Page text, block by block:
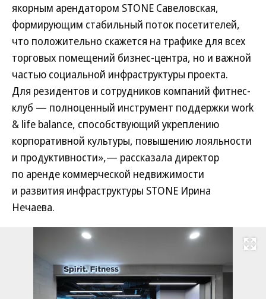
якорным арендатором STONE Савеловская,
формирующим стабильный поток посетителей,
что положительно скажется на трафике для всех
торговых помещений бизнес-центра, но и важной
частью социальной инфраструктуры проекта.
Для резидентов и сотрудников компаний фитнес-
клуб — полноценный инструмент поддержки work
& life balance, способствующий укреплению
корпоративной культуры, повышению лояльности
и продуктивности»,— рассказала директор
по аренде коммерческой недвижимости
и развития инфраструктуры STONE Ирина
Нечаева.
Развернуть